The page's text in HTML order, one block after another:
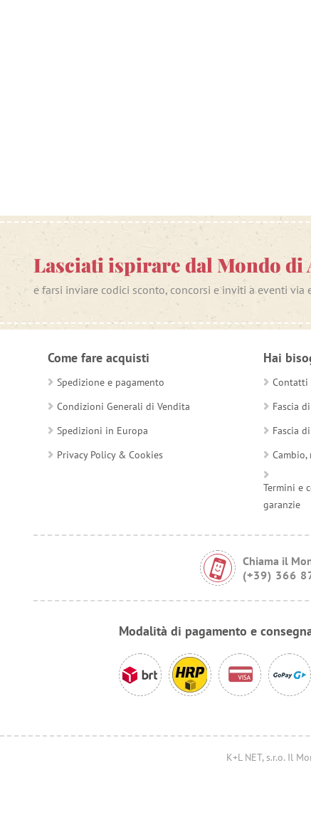
Lasciati ispirare dal Mondo di
e farsi inviare codici sconto, concorsi e inviti a eventi via
Come fare acquisti
Spedizione e pagamento
Condizioni Generali di Vendita
Spedizioni in Europa
Privacy Policy & Cookies
Hai
Contatti
Fascia
Fascia
Cambio,
Termini e
garanzie
Chiama il
(+39) 366
Modalità di pagamento e
K+L NET, s.r.o. Il